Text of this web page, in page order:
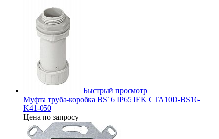
Быстрый просмотр
Муфта труба-коробка BS16 IP65 IEK CTA10D-BS16-
K41-050
Цена по запросу